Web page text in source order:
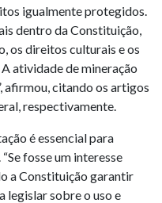
igualmente protegidos.
dentro da Constituição,
os direitos culturais e os
atividade de mineração
afirmou, citando os artigos
respectivamente.
é essencial para
fosse um interesse
a Constituição garantir
legislar sobre o uso e